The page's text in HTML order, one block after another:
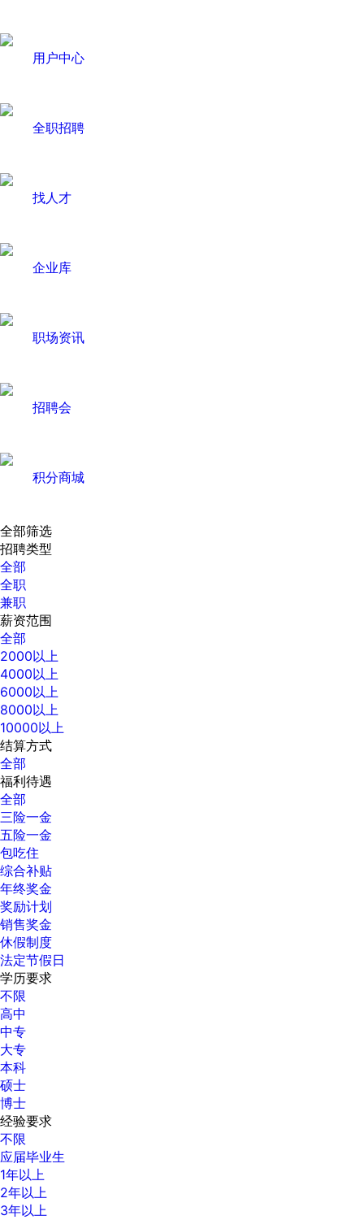
用户中心
全职招聘
找人才
企业库
职场资讯
招聘会
积分商城
全部筛选
招聘类型
全部
全职
兼职
薪资范围
全部
2000以上
4000以上
6000以上
8000以上
10000以上
结算方式
全部
福利待遇
全部
三险一金
五险一金
包吃住
综合补贴
年终奖金
奖励计划
销售奖金
休假制度
法定节假日
学历要求
不限
高中
中专
大专
本科
硕士
博士
经验要求
不限
应届毕业生
1年以上
2年以上
3年以上